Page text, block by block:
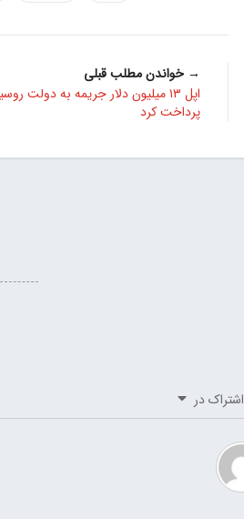
→ خواندن مطلب قبلی
اپل ۱۳ میلیون دلار جریمه به دولت
پرداخت کرد
اشتراک در